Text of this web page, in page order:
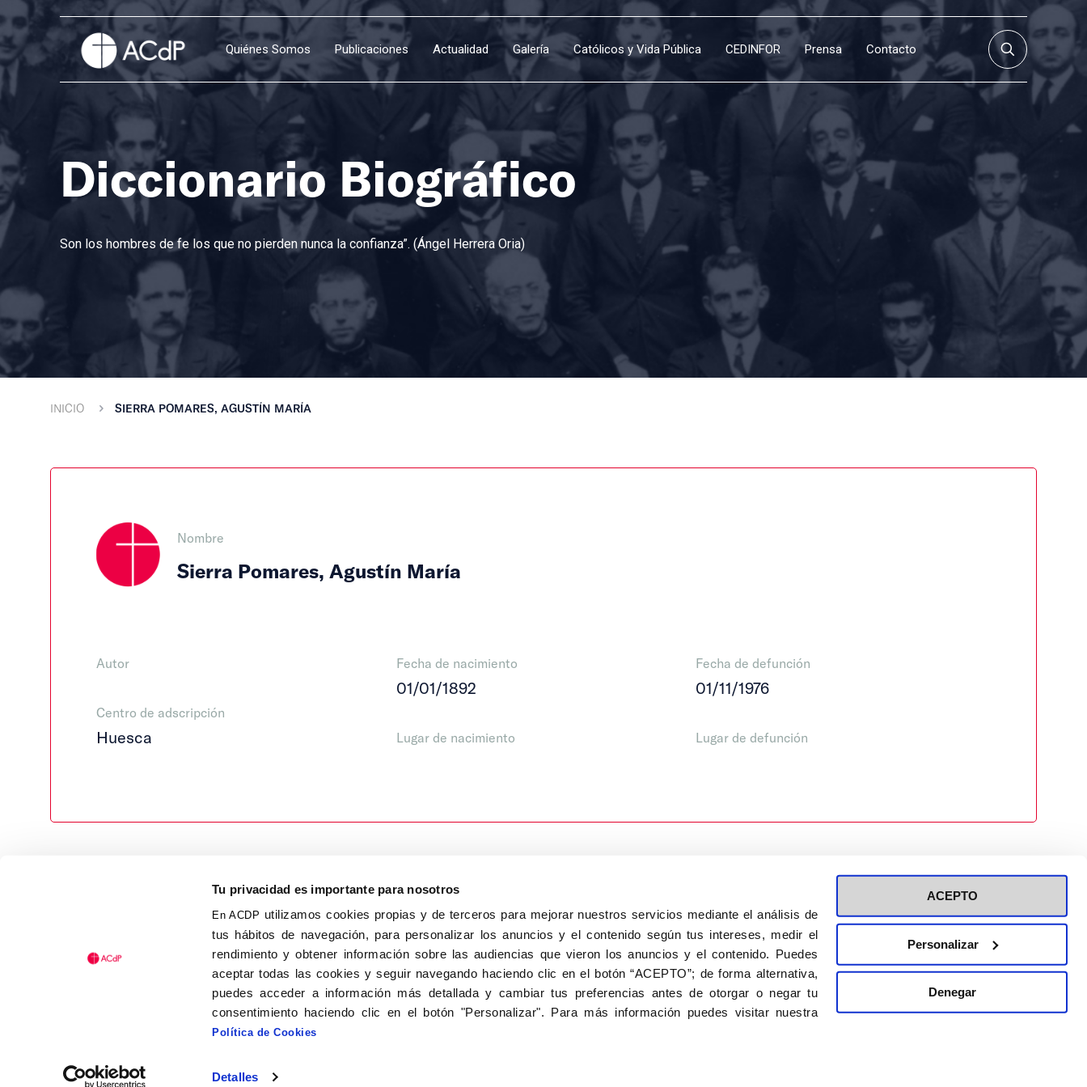
Tu privacidad es importante para nosotros
En ACDP utilizamos cookies propias y de terceros para mejorar nuestros servicios mediante el análisis de
tus hábitos de navegación, para personalizar los anuncios y el contenido según tus intereses, medir el
rendimiento y obtener información sobre las audiencias que vieron los anuncios y el contenido. Puedes
aceptar todas las cookies y seguir navegando haciendo clic en el botón “ACEPTO”; de forma alternativa,
puedes acceder a información más detallada y cambiar tus preferencias antes de otorgar o negar tu
consentimiento haciendo clic en el botón "Personalizar". Para más información puedes visitar nuestra
Política de Cookies
Detalles
ACEPTO
Personalizar
Denegar
Quiénes Somos Publicaciones Actualidad Galería Católicos y Vida Pública CEDINFOR Prensa Contacto
Diccionario Biográfico
Son los hombres de fe los que no pierden nunca la confianza”. (Ángel Herrera Oria)
INICIO SIERRA POMARES, AGUSTÍN MARÍA
Nombre
Sierra Pomares, Agustín María
Autor
Centro de adscripción
Huesca
Fecha de nacimiento
01/01/1892
Lugar de nacimiento
Fecha de defunción
01/11/1976
Lugar de defunción
Calle Isaac Peral, 58 C.P.: 28040, Madrid
Tel (+34) 91 456 63 27
Fax: (+34) 91 535 19 98
acdp@acdp.es
Aviso Legal Inscripción a eventos
Política de privacidad de RRSS
Política de cookies